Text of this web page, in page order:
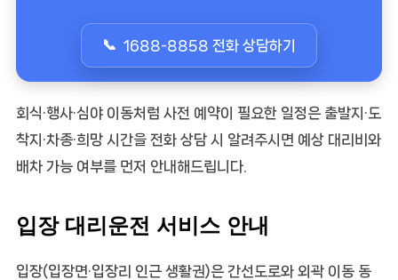
1688-8858 전화 상담하기
회식·행사·심야 이동처럼 사전 예약이 필요한 일정은 출발지·도
착지·차종·희망 시간을 전화 상담 시 알려주시면 예상 대리비 와
배차 가능 여부를 먼저 안내해드립니다.
입장 대리운전 서비스 안내
입장(입장면·입장리 인근 생활권)은 간선도로와 외곽 이동 동